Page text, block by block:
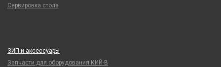
Сервировка стола
ЗИП и аксессуары
Запчасти для оборудования КИЙ-В